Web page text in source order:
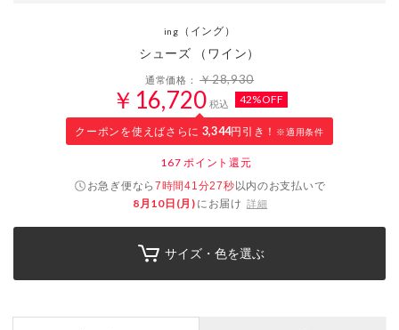
ing （イング）
シューズ （ワイン）
通常価格：￥28,930
￥16,720 税込 42%OFF
クーポンを使えばさらに 3,344円引き！ ※適用条件
167 ポイント還元
お急ぎ便なら7時間41分26秒以内のお支払いで
8月10日(月) にお届け 詳細
サイズ・色を選ぶ